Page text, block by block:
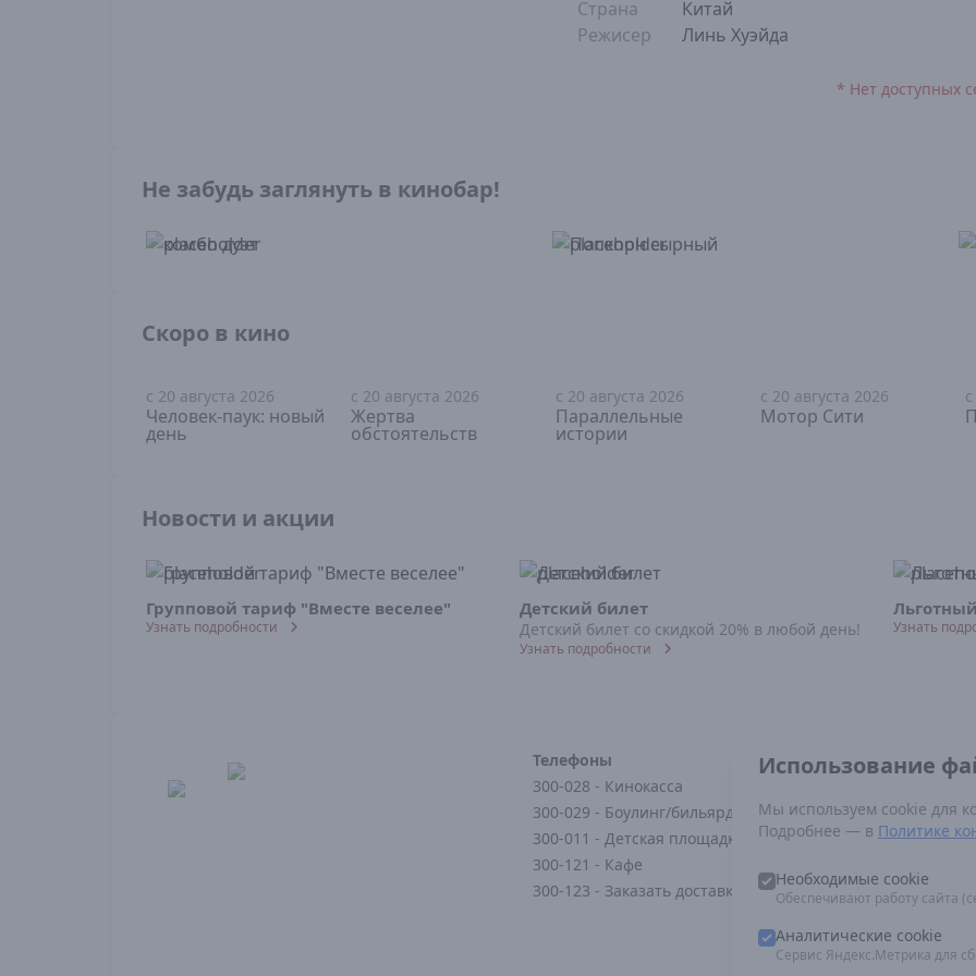
Страна
Китай
Режисер
Линь Хуэйда
* Нет доступных
Не забудь заглянуть в кинобар!
Скоро в кино
16+
с 20 августа 2026
Человек-паук: новый
день
18+
с 20 августа 2026
Жертва
обстоятельств
18+
с 20 августа 2026
Параллельные
истории
18+
с 20 августа 2026
Мотор Сити
Новости и акции
Групповой тариф "Вместе веселее"
Узнать подробности
Детский билет
Детский билет со скидкой 20% в любой день!
Узнать подробности
Узнать
Телефоны
300-028 - Кинокасса
300-029 - Боулинг/бильярд
300-011 - Детская площадка
300-121 - Кафе
300-123 - Заказать доставку
Использование
Мы используем cookie для
Подробнее — в Политике
Необходимые cookie
Обеспечивают работу сайта
Аналитические cookie
Сервис Яндекс.Метрика для